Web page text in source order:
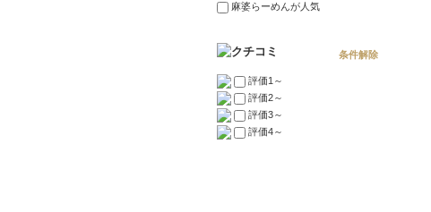
麻婆らーめんが人気
条件解除
評価1～
評価2～
評価3～
評価4～